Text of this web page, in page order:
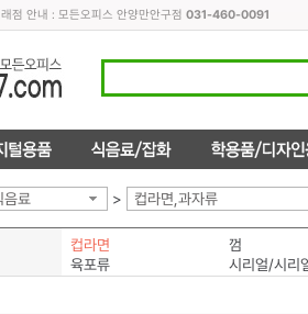
점 안내 : 모든오피스 안양만안구점 031-460-0091
음료 > 컵라면,과자류
컵라면
껌
육포류
시리얼/시리